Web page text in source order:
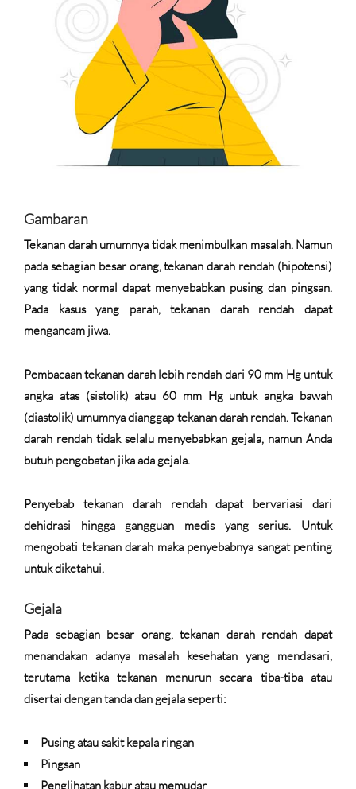
Gambaran
Tekanan darah umumnya tidak menimbulkan masalah. Namun
pada sebagian besar orang, tekanan darah rendah (hipotensi)
yang tidak normal dapat menyebabkan pusing dan pingsan.
Pada kasus yang parah, tekanan darah rendah dapat
mengancam jiwa.
Pembacaan tekanan darah lebih rendah dari 90 mm Hg untuk
angka atas (sistolik) atau 60 mm Hg untuk angka bawah
(diastolik) umumnya dianggap tekanan darah rendah. Tekanan
darah rendah tidak selalu menyebabkan gejala, namun Anda
butuh pengobatan jika ada gejala.
Penyebab tekanan darah rendah dapat bervariasi dari
dehidrasi hingga gangguan medis yang serius. Untuk
mengobati tekanan darah maka penyebabnya sangat penting
untuk diketahui.
Gejala
Pada sebagian besar orang, tekanan darah rendah dapat
menandakan adanya masalah kesehatan yang mendasari,
terutama ketika tekanan menurun secara tiba-tiba atau
disertai dengan tanda dan gejala seperti:
Pusing atau sakit kepala ringan
Pingsan
Penglihatan kabur atau memudar